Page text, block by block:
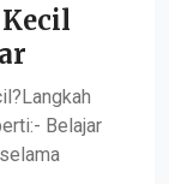
Belajar